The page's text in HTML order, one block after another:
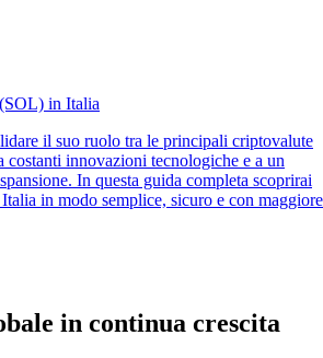
in Italia
il suo ruolo tra le principali criptovalute
costanti innovazioni tecnologiche e a un
In questa guida completa scoprirai
in modo semplice, sicuro e con maggiore
in continua crescita